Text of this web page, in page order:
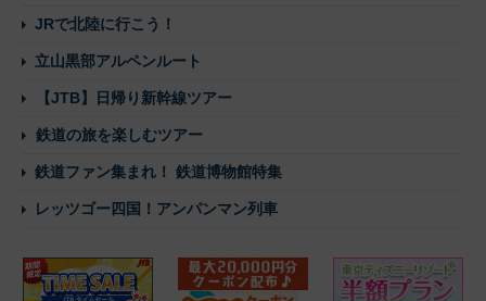
JRで北陸に行こう！
立山黒部アルペンルート
【JTB】日帰り新幹線ツアー
鉄道の旅を楽しむツアー
鉄道ファン集まれ！ 鉄道博物館特集
レッツゴー四国！アンパンマン列車